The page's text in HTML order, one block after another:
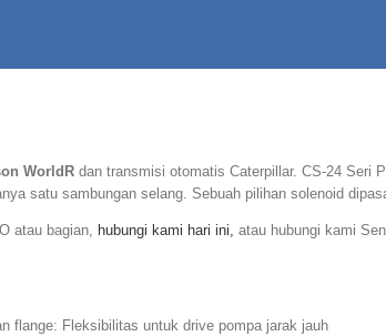
WorldR dan transmisi otomatis Caterpillar. CS-24 Seri
satu sambungan selang. Sebuah pilihan solenoid
atau bagian, hubungi kami hari ini, atau hubungi kami
flange: Fleksibilitas untuk drive pompa jarak jauh